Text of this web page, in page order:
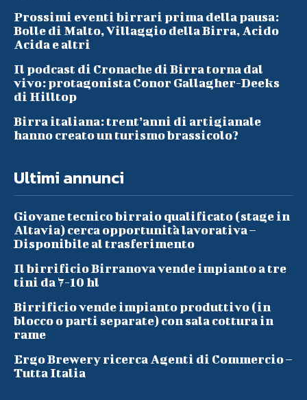
Prossimi eventi birrari prima della pausa:
Bolle di Malto, Villaggio della Birra, Acido
Acida e altri
Il podcast di Cronache di Birra torna dal
vivo: protagonista Conor Gallagher-Deeks
di Hilltop
Birra italiana: trent’anni di artigianale
hanno creato un turismo brassicolo?
Ultimi annunci
Giovane tecnico birraio qualificato (stage in
Altavia) cerca opportunità lavorativa –
Disponibile al trasferimento
Il birrificio Birranova vende impianto a tre
tini da 7-10 hl
Birrificio vende impianto produttivo (in
blocco o parti separate) con sala cottura in
rame
Ergo Brewery ricerca Agenti di Commercio –
Tutta Italia